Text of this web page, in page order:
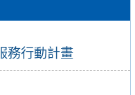
務行動計畫